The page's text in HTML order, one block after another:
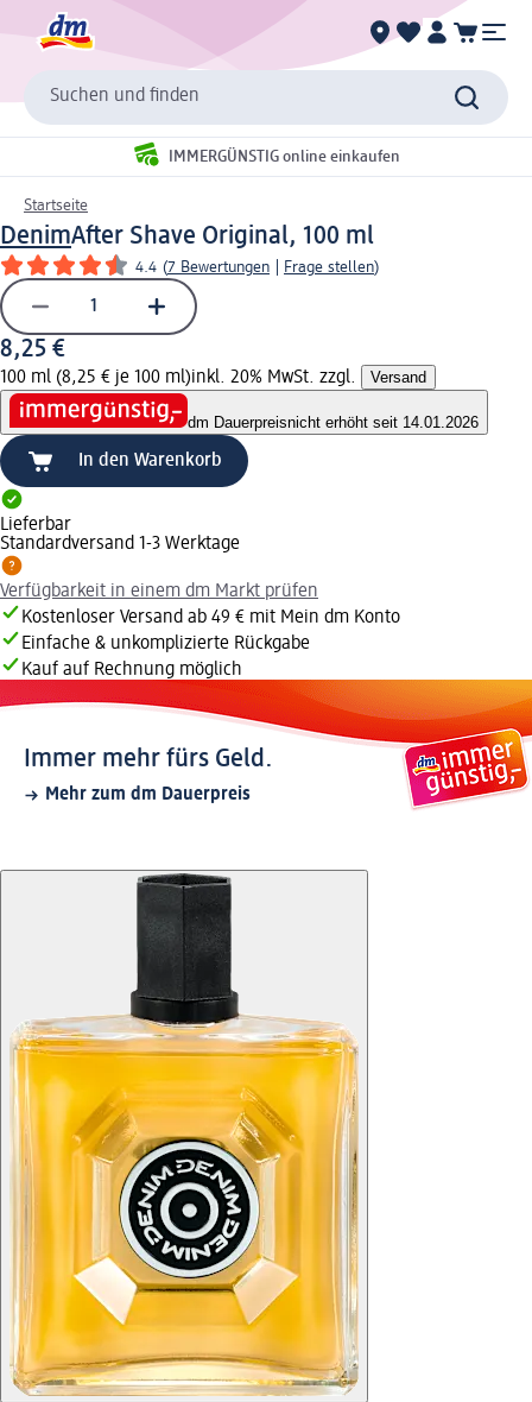
Suchen und finden
IMMERGÜNSTIG online einkaufen
Startseite
DenimAfter Shave Original, 100 ml
4.4 (7 Bewertungen Frage stellen)
8,25 €
100 ml (8,25 € je 100 ml)inkl. 20% MwSt. zzgl. Versand
dm Dauerpreisnicht erhöht seit 14.01.2026
In den Warenkorb
Lieferbar
Standardversand 1-3 Werktage
Verfügbarkeit in einem dm Markt prüfen
Kostenloser Versand ab 49 € mit Mein dm Konto
Einfache & unkomplizierte Rückgabe
Kauf auf Rechnung möglich
Immer mehr fürs Geld.
Mehr zum dm Dauerpreis